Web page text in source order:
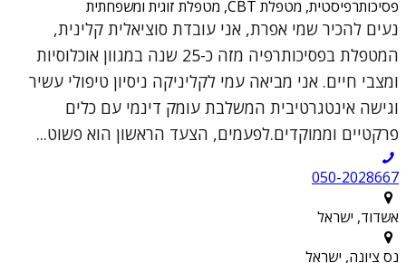
פסיכותרפיסטית, מטפלת CBT, מטפלת זוגית ומשפחתית
נעים להכיר שמי אפרת, אני עובדת סוציאלית קלינית,
המטפלת בפסיכותרפיה מזה כ-25 שנה במגוון אוכלוסיות
ומצבי חיים. אני מביאה עמי לקליניקה ניסיון טיפולי עשיר
וגישה אינטגרטיבית המשלבת עומק דינמי עם כלים
פרקטיים וממוקדים.לפעמים, הצעד הראשון הוא פשוט...
050-2028667
אשדוד, ישראל
נס ציונה, ישראל